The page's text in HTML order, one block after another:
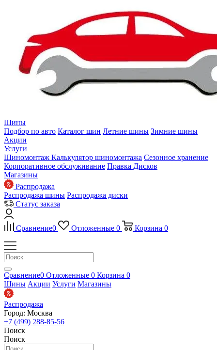
Шины
Подбор по авто Каталог шин Летние шины Зимние шины
Акции
Услуги
Шиномонтаж Калькулятор шиномонтажа Сезонное хранение
Корпоративное обслуживание Правка Дисков
Магазины
Распродажа
Распродажа шины Распродажа диски
Статус заказа
Сравнение0 Отложенные 0 Корзина 0
Сравнение0 Отложенные 0 Корзина 0
Шины Акции Услуги Магазины
Распродажа
Город: Москва
+7 (499) 288-85-56
Поиск
Поиск